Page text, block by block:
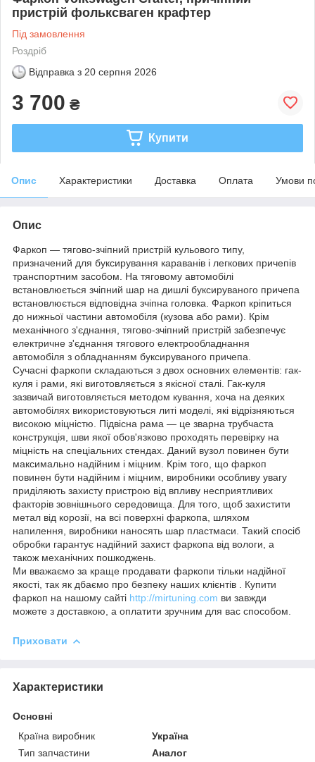
пристрій фольксваген крафтер
Під замовлення
Роздріб
Відправка з 20 серпня 2026
3 700 ₴
Купити
Опис Характеристики Доставка Оплата Умови
Опис
Фаркоп — тягово-зчіпний пристрій кульового типу,
призначений для буксирування караванів і легкових причепів
транспортним засобом. На тяговому автомобілі
встановлюється зчіпний шар на дишлі буксируваного причепа
встановлюється відповідна зчіпна головка. Фаркоп кріпиться
до нижньої частини автомобіля (кузова або рами). Крім
механічного з'єднання, тягово-зчіпний пристрій забезпечує
електричне з'єднання тягового електрообладнання
автомобіля з обладнанням буксируваного причепа.
Сучасні фаркопи складаються з двох основних елементів: гак-
куля і рами, які виготовляється з якісної сталі. Гак-куля
зазвичай виготовляється методом кування, хоча на деяких
автомобілях використовуються литі моделі, які відрізняються
високою міцністю. Підвісна рама ― це зварна трубчаста
конструкція, шви якої обов'язково проходять перевірку на
міцність на спеціальних стендах. Даний вузол повинен бути
максимально надійним і міцним. Крім того, що фаркоп
повинен бути надійним і міцним, виробники особливу увагу
приділяють захисту пристрою від впливу несприятливих
факторів зовнішнього середовища. Для того, щоб захистити
метал від корозії, на всі поверхні фаркопа, шляхом
напилення, виробники наносять шар пластмаси. Такий спосіб
обробки гарантує надійний захист фаркопа від вологи, а
також механічних пошкоджень.
Ми вважаємо за краще продавати фаркопи тільки надійної
якості, так як дбаємо про безпеку наших клієнтів . Купити
фаркоп на нашому сайті http://mirtuning.com ви завжди
можете з доставкою, а оплатити зручним для вас способом.
Приховати
Характеристики
Основні
Країна виробник
Україна
Тип запчастини
Аналог